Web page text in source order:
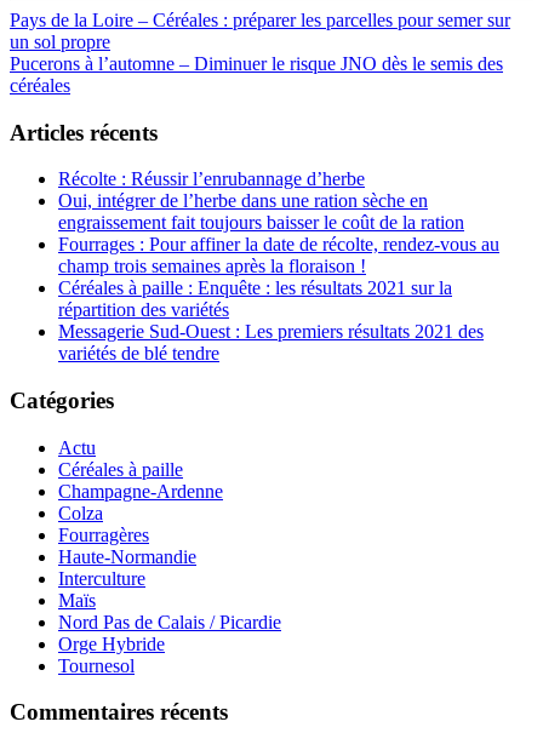
Post
navigation
Pays de la Loire – Céréales : préparer les parcelles pour semer sur
un sol propre
Pucerons à l’automne – Diminuer le risque JNO dès le semis des
céréales
Articles récents
Récolte : Réussir l’enrubannage d’herbe
Oui, intégrer de l’herbe dans une ration sèche en
engraissement fait toujours baisser le coût de la ration
Fourrages : Pour affiner la date de récolte, rendez-vous au
champ trois semaines après la floraison !
Céréales à paille : Enquête : les résultats 2021 sur la
répartition des variétés
Messagerie Sud-Ouest : Les premiers résultats 2021 des
variétés de blé tendre
Catégories
Actu
Céréales à paille
Champagne-Ardenne
Colza
Fourragères
Haute-Normandie
Interculture
Maïs
Nord Pas de Calais / Picardie
Orge Hybride
Tournesol
Commentaires récents